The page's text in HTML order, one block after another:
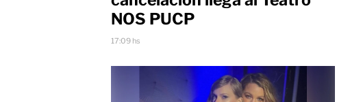
NOS PUCP
17:09 hs